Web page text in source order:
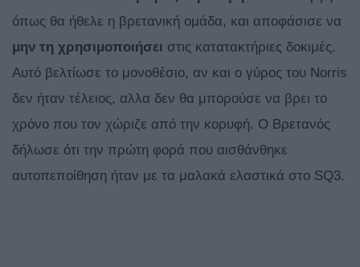
όπως θα ήθελε η βρετανική ομάδα, και αποφάσισε να
μην τη χρησιμοποιήσει στις κατατακτήριες δοκιμές.
Αυτό βελτίωσε το μονοθέσιο, αν και ο γύρος του Norris
δεν ήταν τέλειος, αλλα δεν θα μπορούσε να βρει το
χρόνο που τον χώριζε από την κορυφή. Ο Βρετανός
δήλωσε ότι την πρώτη φορά που αισθάνθηκε
αυτοπεποίθηση ήταν με τα μαλακά ελαστικά στο SQ3.